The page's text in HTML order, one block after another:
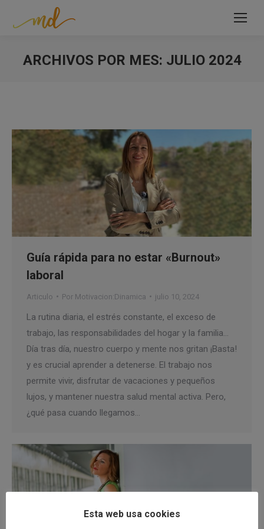
ARCHIVOS POR MES: JULIO 2024
Guía rápida para no estar «Burnout»
laboral
Articulo Por Motivacion:Dinamica julio 10, 2024
La rutina diaria, el estrés constante, el exceso de
trabajo, las responsabilidades del hogar y la familia…
Día tras día, nuestro cuerpo y mente nos gritan ¡Basta!
y es crucial aprender a detenerse. El trabajo nos
permite vivir, disfrutar de vacaciones y pequeños
lujos, y mantener nuestra salud mental activa. Pero,
¿qué pasa cuando llegamos…
Esta web usa cookies